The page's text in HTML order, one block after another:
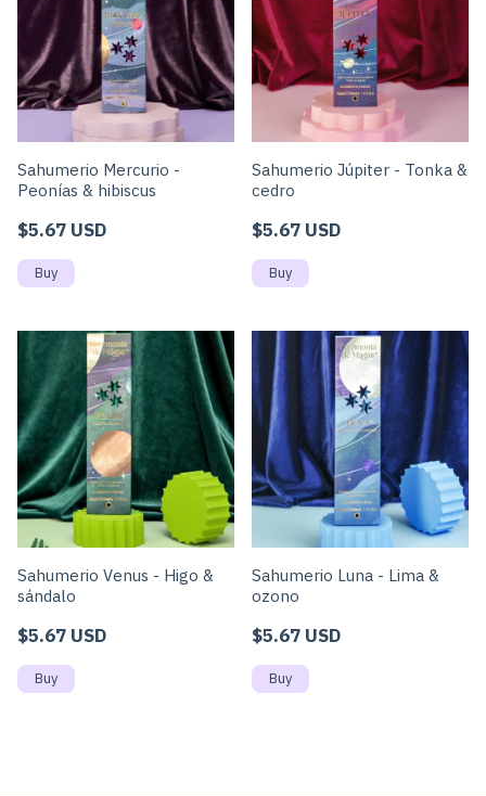
Sahumerio Mercurio -
Peonías & hibiscus
$5.67 USD
Sahumerio Júpiter - Tonka &
cedro
$5.67 USD
Sahumerio Venus - Higo &
sándalo
$5.67 USD
Sahumerio Luna - Lima &
ozono
$5.67 USD